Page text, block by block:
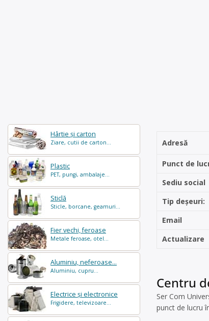
Hârtie și carton
Ziare, cutii de carton...
Plastic
PET, pungi, ambalaje...
Sticlă
Sticle, borcane, geamuri...
Fier vechi, feroase
Metale feroase, otel...
Aluminiu, neferoase...
Aluminiu, cupru...
Electrice și electronice
Frigidere, televizoare...
Adresă
Punct de
Sediu social
Tip deșeuri:
Email
Actualizare
Centru
Ser Com
punct de lucru